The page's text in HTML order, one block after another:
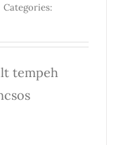
Categories:
tempeh